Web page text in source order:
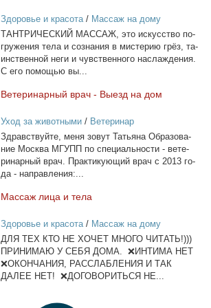
Здоровье и красота/ Массаж на дому
ТАНТРИЧЕСКИЙ МАССАЖ, это ис­кус­ство по­
гру­же­ния те­ла и со­зна­ния в ми­сте­рию грёз, та­
ин­ствен­ной неги и чув­ствен­но­го на­сла­жде­ния.
С его по­мо­щью вы...
Ве­те­ри­нар­ный врач - Вы­езд на дом
Уход за животными/ Ветеринар
Здрав­ствуй­те, ме­ня зо­вут Та­тья­на Об­ра­зо­ва­
ние Москва МГУПП по спе­ци­аль­но­сти - ве­те­
ри­нар­ный врач. Прак­ти­ку­ю­щий врач с 2013 го­
да - на­прав­ле­ния:...
Мас­саж ли­ца и те­ла
Здоровье и красота/ Массаж на дому
ДЛЯ ТЕХ КТО НЕ ХОЧЕТ МНОГО ЧИТАТЬ!)))
ПРИНИМАЮ У СЕБЯ ДОМА. ❌ИНТИМА НЕТ
❌ОКОНЧАНИЯ, РАССЛАБЛЕНИЯ И ТАК
ДАЛЕЕ НЕТ! ❌ДОГОВОРИТЬСЯ НЕ...